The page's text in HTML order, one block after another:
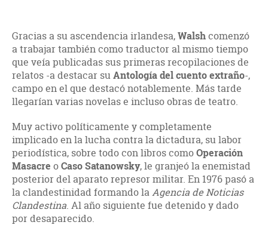
Gracias a su ascendencia irlandesa,Walshcomenzó
a trabajar también como traductor al mismo tiempo
que veía publicadas sus primeras recopilaciones de
relatos -a destacar suAntología del cuento extraño-,
campo en el que destacó notablemente. Más tarde
llegarían varias novelas e incluso obras de teatro.
Muy activo políticamente y completamente
implicado en la lucha contra la dictadura, su labor
periodística, sobre todo con libros comoOperación
Masacre oCaso Satanowsky, le granjeó la enemistad
posterior del aparato represor militar. En 1976 pasó a
la clandestinidad formando laAgencia de Noticias
Clandestina. Al año siguiente fue detenido y dado
por desaparecido.